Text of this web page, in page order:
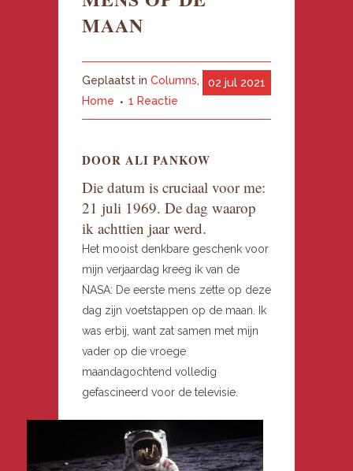
MAAN
02 jul 2021
Geplaatst in Columns,
Home
1 Reactie
DOOR ALI PANKOW
Die datum is cruciaal voor me:
21 juli 1969. De dag waarop
ik achttien jaar werd.
Het mooist denkbare geschenk voor
mijn verjaardag kreeg ik van de
NASA: De eerste mens zette op deze
dag zijn voetstappen op de maan. Ik
was erbij, want zat samen met mijn
vader op die vroege
maandagochtend volledig
gefascineerd voor de televisie.